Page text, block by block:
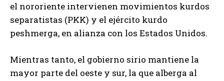
el nororiente intervienen movimientos kurdos
separatistas (PKK) y el ejército kurdo
peshmerga, en alianza con los Estados Unidos.
Mientras tanto, el gobierno sirio mantiene la
mayor parte del oeste y sur, la que alberga al